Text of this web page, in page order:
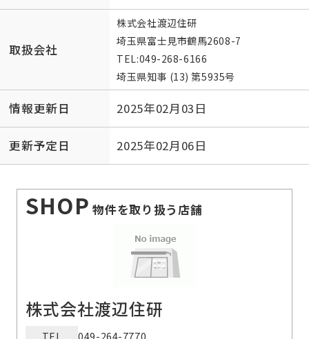
取扱会社
株式会社渡辺住研
埼玉県富士見市鶴馬2608-7
TEL:049-268-6166
埼玉県知事 (13) 第5935号
情報更新日 2025年02月03日
更新予定日 2025年02月06日
SHOP 物件を取り扱う店舗
株式会社渡辺住研
TEL 049-264-7770